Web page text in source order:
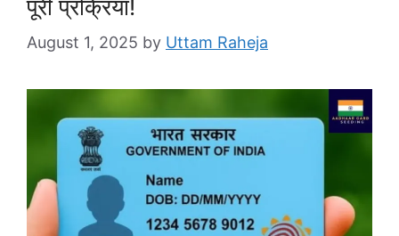
पूरी प्रक्रिया!
August 1, 2025 by Uttam Raheja